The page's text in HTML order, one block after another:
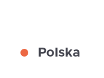
Polska